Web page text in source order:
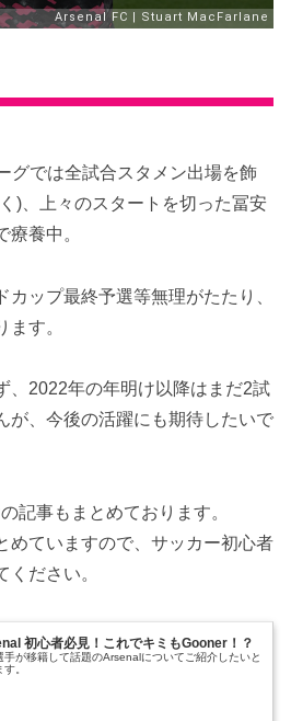
グでは全試合スタメン出場を飾
)、上々のスタートを切った冨安
養中。
カップ最終予選等無理がたたり、
す。
、2022年の年明け以降はまだ2試
が、今後の活躍にも期待したいで
記事もまとめております。
めていますので、サッカー初心者
ださい。
初心者必見！これでキミもGooner！？
手が移籍して話題のArsenalについてご紹介したいと
。